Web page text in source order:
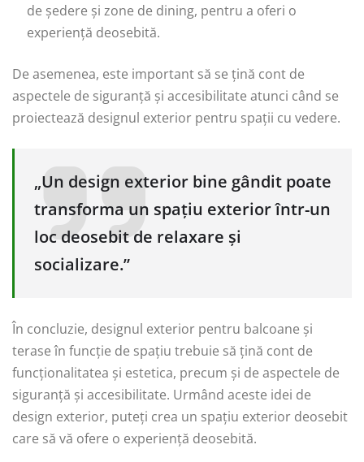
de ședere și zone de dining, pentru a oferi o
experiență deosebită.
De asemenea, este important să se țină cont de
aspectele de siguranță și accesibilitate atunci când se
proiectează designul exterior pentru spații cu vedere.
„Un design exterior bine gândit poate
transforma un spațiu exterior într-un
loc deosebit de relaxare și
socializare.”
În concluzie, designul exterior pentru balcoane și
terase în funcție de spațiu trebuie să țină cont de
funcționalitatea și estetica, precum și de aspectele de
siguranță și accesibilitate. Urmând aceste idei de
design exterior, puteți crea un spațiu exterior deosebit
care să vă ofere o experiență deosebită.